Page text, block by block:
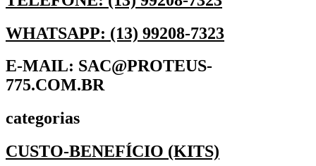
WHATSAPP: (13) 99208-7323
E-MAIL: SAC@PROTEUS-
775.COM.BR
categorias
CUSTO-BENEFÍCIO (KITS)